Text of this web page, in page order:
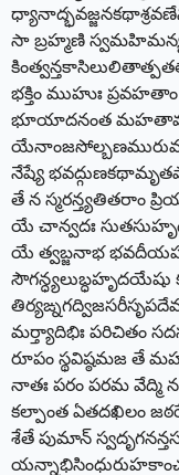
సా బ్రహ్మణి
భక్తిం ముహుః
భూయాదనంత
నేష్యే
తే న స్మరన్త్యతితరాం
యే చాన్వదః
యే త్వబ్జనాభ
సౌగన్ధ్యలుబ్ధహృదయేషు
మర్త్యాదిభిః పరిచితం
రూపం స్థవిష్ఠమజ తే
నాతః పరం పరమ వేద్మి న
కల్పాంత ఏతదఖిలం
శేతే పుమాన్